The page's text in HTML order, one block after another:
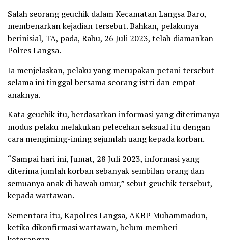
Salah seorang geuchik dalam Kecamatan Langsa Baro,
membenarkan kejadian tersebut. Bahkan, pelakunya
berinisial, TA, pada, Rabu, 26 Juli 2023, telah diamankan
Polres Langsa.
Ia menjelaskan, pelaku yang merupakan petani tersebut
selama ini tinggal bersama seorang istri dan empat
anaknya.
Kata geuchik itu, berdasarkan informasi yang diterimanya
modus pelaku melakukan pelecehan seksual itu dengan
cara mengiming-iming sejumlah uang kepada korban.
“Sampai hari ini, Jumat, 28 Juli 2023, informasi yang
diterima jumlah korban sebanyak sembilan orang dan
semuanya anak di bawah umur,” sebut geuchik tersebut,
kepada wartawan.
Sementara itu, Kapolres Langsa, AKBP Muhammadun,
ketika dikonfirmasi wartawan, belum memberi